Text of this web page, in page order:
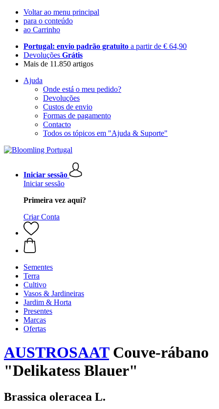
Voltar ao menu principal
para o conteúdo
ao Carrinho
Portugal: envio padrão gratuito a partir de € 64,90
Devoluções Grátis
Mais de 11.850 artigos
Ajuda
Onde está o meu pedido?
Devoluções
Custos de envio
Formas de pagamento
Contacto
Todos os tópicos em "Ajuda & Suporte"
Iniciar sessão
Iniciar sessão
Primeira vez aqui?
Criar Conta
Sementes
Terra
Cultivo
Vasos & Jardineiras
Jardim & Horta
Presentes
Marcas
Ofertas
AUSTROSAATCouve-rábano
"Delikatess Blauer"
Brassica oleracea L.